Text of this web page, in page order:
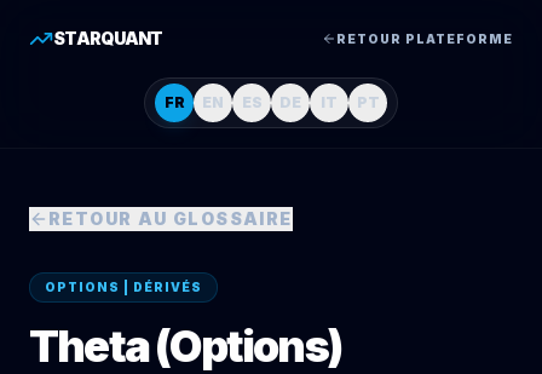
STARQUANT RETOUR PLATEFORME
FR EN ES DE IT PT
RETOUR AU GLOSSAIRE
OPTIONS | DÉRIVÉS
Theta (Options)